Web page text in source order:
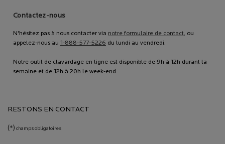
Contactez-nous
N'hésitez pas à nous contacter via notre formulaire de contact, ou
appelez-nous au 1-888-577-5226 du lundi au vendredi.
Notre outil de clavardage en ligne est disponible de 9h à 12h durant la
semaine et de 12h à 20h le week-end.
RESTONS EN CONTACT
(*) champs obligatoires